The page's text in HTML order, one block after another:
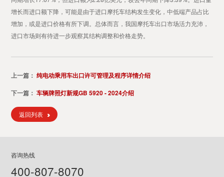
增长而进口额下降，可能是由于进口摩托车结构发生变化，中低端产品占比
增加，或是进口价格有所下调。总体而言，我国摩托车出口市场活力充沛，
进口市场则有待进一步观察其结构调整和价格走势。
上一篇：纯电动乘用车出口许可管理及程序详情介绍
下一篇：车辆牌照灯新规GB 5920 - 2024介绍
返回列表
咨询热线
400-807-8070